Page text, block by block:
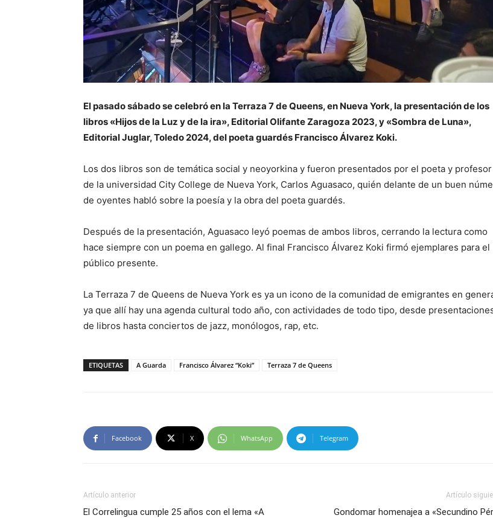
El pasado sábado se celebró en la Terraza 7 de Queens, en Nueva York, la presentación de los
libros «Hijos de la Luz y de la ira», Editorial Olifante Zaragoza 2023, y «Sombra de Luna»,
Editorial Juglar, Toledo 2024, del poeta guardés Francisco Álvarez Koki.
Los dos libros son de temática social y neoyorkina y fueron presentados por el poeta y profesor
de la universidad City College de Nueva York, Carlos Aguasaco, quién delante de un buen
de oyentes habló sobre la poesía y la obra del poeta guardés.
Después de la presentación, Aguasaco leyó poemas de ambos libros, cerrando la lectura como
hace siempre con un poema en gallego. Al final Francisco Álvarez Koki firmó ejemplares para el
público presente.
La Terraza 7 de Queens de Nueva York es ya un icono de la comunidad de emigrantes en
ya que allí hay una agenda cultural todo año, con actividades de todo tipo, desde
de libros hasta conciertos de jazz, monólogos, rap, etc.
ETIQUETAS A Guarda Francisco Álvarez “Koki” Terraza 7 de Queens
Facebook X WhatsApp Telegram
Artículo anterior
El Correlingua cumple 25 años con el lema «A
Artículo
Gondomar homenajea a «Secundino